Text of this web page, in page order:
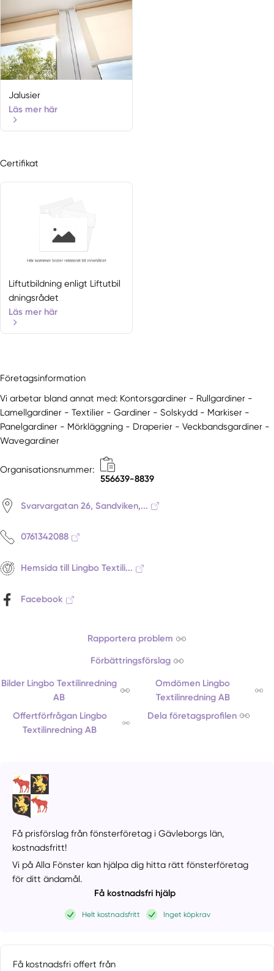
Jalusier
Läs mer här
Certifikat
Liftutbildning enligt Liftutbil
dningsrådet
Läs mer här
Företagsinformation
Vi arbetar bland annat med: Kontorsgardiner - Rullgardiner -
Lamellgardiner - Textilier - Gardiner - Solskydd - Markiser -
Panelgardiner - Mörkläggning - Draperier - Veckbandsgardiner -
Wavegardiner
Organisationsnummer:
556639-8839
Svarvargatan 26, Sandviken,...
0761342088
Hemsida till Lingbo Textili...
Facebook
Rapportera problem
Förbättringsförslag
Bilder Lingbo Textilinredning
AB
Omdömen Lingbo
Textilinredning AB
Offertförfrågan Lingbo
Textilinredning AB
Dela företagsprofilen
Få prisförslag från fönsterföretag i Gävleborgs län,
kostnadsfritt!
Vi på Alla Fönster kan hjälpa dig hitta rätt fönsterföretag
för ditt ändamål.
Få kostnadsfri hjälp
Helt kostnadsfritt Inget köpkrav
Få kostnadsfri offert från